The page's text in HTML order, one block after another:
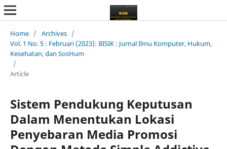
Home / Archives /
Vol. 1 No. 5 : Februari (2023): BISIK : Jurnal Ilmu Komputer, Hukum,
Kesehatan, dan SosHum
/
Article
Sistem Pendukung Keputusan
Dalam Menentukan Lokasi
Penyebaran Media Promosi